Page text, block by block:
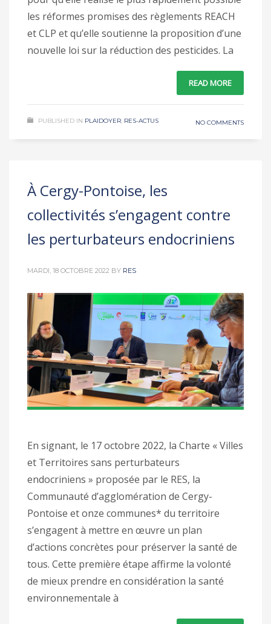
les réformes promises des règlements REACH
et CLP et qu’elle soutienne la proposition d’une
nouvelle loi sur la réduction des pesticides. La
READ MORE
PUBLISHED IN PLAIDOYER, RES-ACTUS NO COMMENTS
À Cergy-Pontoise, les
collectivités s’engagent contre
les perturbateurs endocriniens
MARDI, 18 OCTOBRE 2022 BY RES
En signant, le 17 octobre 2022, la Charte « Villes
et Territoires sans perturbateurs
endocriniens » proposée par le RES, la
Communauté d’agglomération de Cergy-
Pontoise et onze communes* du territoire
s’engagent à mettre en œuvre un plan
d’actions concrètes pour préserver la santé de
tous. Cette première étape affirme la volonté
de mieux prendre en considération la santé
environnementale à